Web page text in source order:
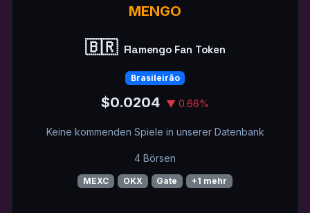
MENGO
🇧🇷 Flamengo Fan Token
Brasileirão
$0.0204 ▼ 0.66%
Keine kommenden Spiele in unserer Datenbank
4 Börsen
MEXC OKX Gate +1 mehr